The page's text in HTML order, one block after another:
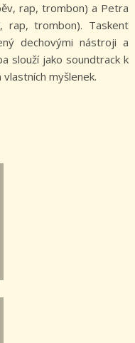
rap, trombon) a Petra
rap, trombon). Taskent
dechovými nástroji a
slouží jako soundtrack k
myšlenek.